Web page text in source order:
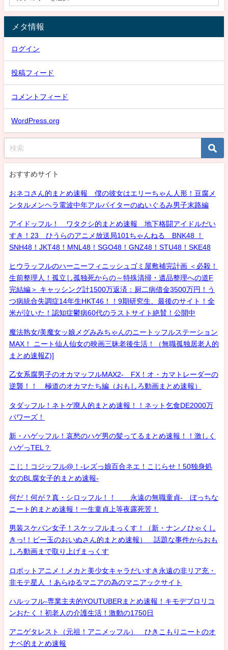
メタ情報
ログイン
投稿フィード
コメントフィード
WordPress.org
おすすめサイト
おネコさん的まとめ速報 僕の彼女はエリーちゃん人形！豆腐メ
ンタルメンヘラ電波中年アルバイターのぬいぐるみ男子末路編
アイドッフル！ ワタクシ的まとめ速報 地下格闘アイドルだい
すき！23 ひうらのアニメ放送局101ちゃんねる BNK48 ！
SNH48！JKT48！MNL48！SGO48！GNZ48！STU48！SKE48
ヒウラッフルのハーニーフィニッシュゴミ屋敷補完計画 ＜必殺！
生前整理人！孤立し孤独死からの～特殊清掃・遺品整理への道F
完結編＞ キャッシング計1500万返済：厨二病借金3500万円！う
つ病統合失調症14年生HKT46！！9期研究生、最後のサイト！全
米が泣いた！認知症鬱病60代のラストサイト絶賛！公開中
魔法熟女/美魔女ッ娘メグみみちゃんのニートッフルステーション
MAX！ ニート仙人仙女の映画三昧老後生活！（無職孤独居老人的
まとめ速報Z)]
乙女系腐男子のオカマッフルMAX2- FX！オ・カマトレーダーの
逆襲！！ 極道のオカマたち編（おもしろ動画まとめ速報）
タダッフル！ネトゲ廃人的まとめ速報！！ネット乞食DE2000万
パワーズ！
新・ハゲッフル！哀愁のハゲ男の髪ってるまとめ速報！！激しく
ハゲっTEL？
こじ！コジッフル@！-レズっ娘百合ネエ！こじらせ！50独身処
女のBL腐女子的まとめ速報-
何だ！何が？真・シロッフル！！ 永遠の無職童貞- ぼっちな
ニート的まとめ速報！一生童貞上等夜露死苦！
男装スケバン女子！スケッフルまっくす！（新・ナンノひゃくし
きっ!！ビー玉のおいぬさん的まとめ速報） 話題な事件からおも
しろ動画まで取り上げまっくす
ロボットアニメ！メカと美少女キャラだいすき永遠の非リア充・
非モテ星人 ！あらゆるマニアの為のマニアックサイト
ハルッフル-専業主夫的YOUTUBERまとめ速報！キモデブロリコ
ンおたく！初老人の介護生活！激動の1750日
アニゲタレスト（元祖！アニメッフル） ひきこもりニートのオ
ナベ的まとめ速報